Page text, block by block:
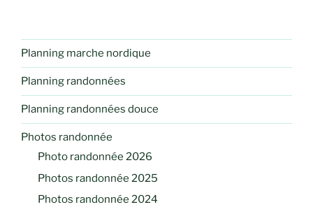
Planning marche nordique
Planning randonnées
Planning randonnées douce
Photos randonnée
Photo randonnée 2026
Photos randonnée 2025
Photos randonnée 2024